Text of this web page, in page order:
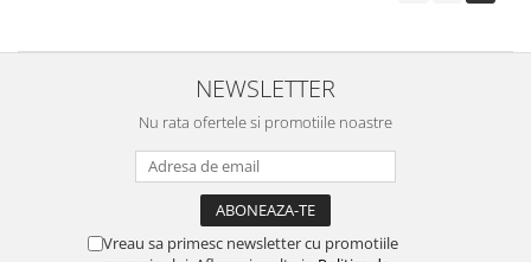
NEWSLETTER
Nu rata ofertele si promotiile noastre
Vreau sa primesc newsletter cu promotiile